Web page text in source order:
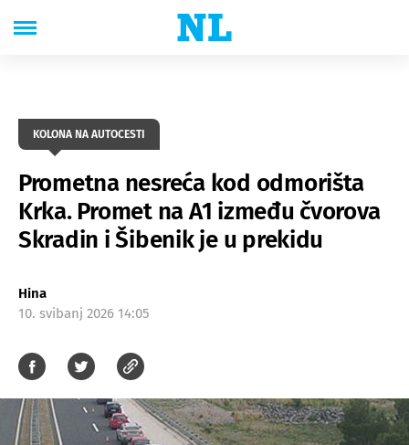
KOLONA NA AUTOCESTI
Prometna nesreća kod odmorišta
Krka. Promet na A1 između čvorova
Skradin i Šibenik je u prekidu
Hina
10. svibanj 2026 14:05